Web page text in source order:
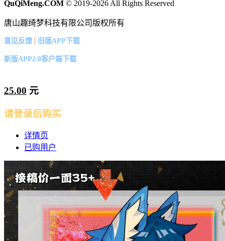
QuQiMeng.COM © 2019-2026 All Rights Reserved
唐山趣绮梦科技有限公司版权所有
意见反馈 | 旧版APP下载
新版APP2.0客户端下载
25.00 元
请登录后购买
详情页
已购用户